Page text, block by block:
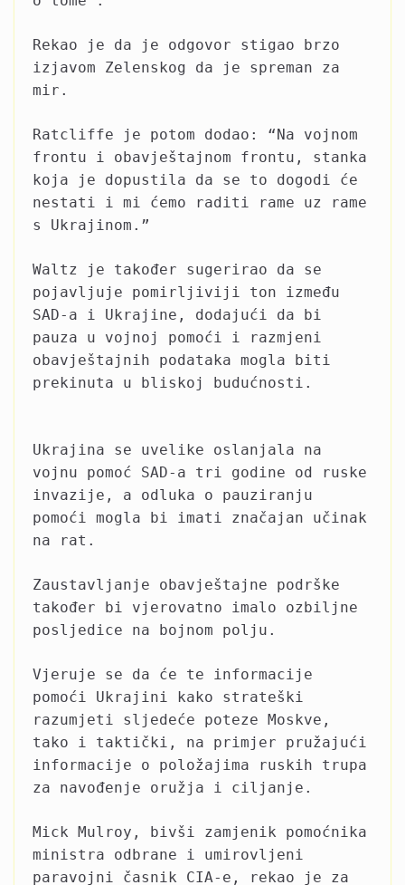
Rekao je da je odgovor stigao brzo
izjavom Zelenskog da je spreman za
mir.
Ratcliffe je potom dodao: “Na vojnom
frontu i obavještajnom frontu, stanka
koja je dopustila da se to dogodi će
nestati i mi ćemo raditi rame uz rame
s Ukrajinom.”
Waltz je također sugerirao da se
pojavljuje pomirljiviji ton između
SAD-a i Ukrajine, dodajući da bi
pauza u vojnoj pomoći i razmjeni
obavještajnih podataka mogla biti
prekinuta u bliskoj budućnosti.
Ukrajina se uvelike oslanjala na
vojnu pomoć SAD-a tri godine od ruske
invazije, a odluka o pauziranju
pomoći mogla bi imati značajan učinak
na rat.
Zaustavljanje obavještajne podrške
također bi vjerovatno imalo ozbiljne
posljedice na bojnom polju.
Vjeruje se da će te informacije
pomoći Ukrajini kako strateški
razumjeti sljedeće poteze Moskve,
tako i taktički, na primjer pružajući
informacije o položajima ruskih trupa
za navođenje oružja i ciljanje.
Mick Mulroy, bivši zamjenik pomoćnika
ministra odbrane i umirovljeni
paravojni časnik CIA-e, rekao je za